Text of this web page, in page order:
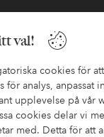
val!
cookies för
för analys, anpassat
upplevelse på vår
cookies delar vi
med. Detta för att
på de vanligaste
du enklast
Beställning